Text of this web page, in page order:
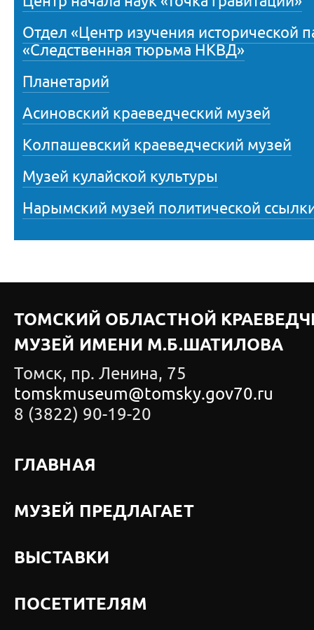
Отдел «Центр изучения исторической
«Следственная тюрьма НКВД»
Планетарий
Асиновский краеведческий музей
Колпашевский краеведческий музей
Музей кулайской культуры
Нарымский музей политической
ТОМСКИЙ ОБЛАСТНОЙ
МУЗЕЙ ИМЕНИ М.Б.ШАТИЛОВА
Томск, пр. Ленина, 75
tomskmuseum@tomsky.gov70.ru
8 (3822) 90-19-20
ГЛАВНАЯ
МУЗЕЙ ПРЕДЛАГАЕТ
ВЫСТАВКИ
ПОСЕТИТЕЛЯМ